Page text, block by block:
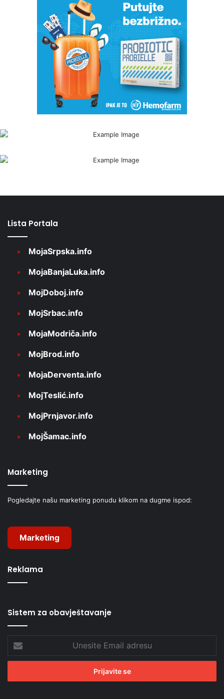
Lista Portala
MojaSrpska.info
MojaBanjaLuka.info
MojDoboj.info
MojSrbac.info
MojaModriča.info
MojBrod.info
MojaDerventa.info
MojTeslić.info
MojPrnjavor.info
MojŠamac.info
Marketing
Pogledajte našu marketing ponudu klikom na dugme ispod:
Marketing
Reklama
Sistem za obavještavanje
Email
adresu